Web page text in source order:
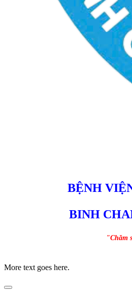
BỆNH
BINH
"Chăm
More text goes here.